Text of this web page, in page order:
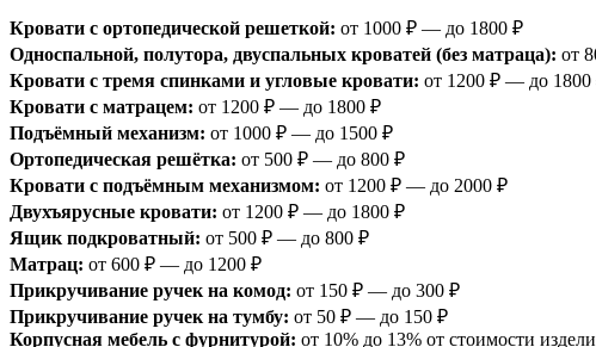
Кровати с ортопедической решеткой: от 1000 ₽ — до 1800 ₽
Односпальной, полутора, двуспальных кроватей (без матраца): от
Кровати с тремя спинками и угловые кровати: от 1200 ₽ — до 1800
Кровати с матрацем: от 1200 ₽ — до 1800 ₽
Подъёмный механизм: от 1000 ₽ — до 1500 ₽
Ортопедическая решётка: от 500 ₽ — до 800 ₽
Кровати с подъёмным механизмом: от 1200 ₽ — до 2000 ₽
Двухъярусные кровати: от 1200 ₽ — до 1800 ₽
Ящик подкроватный: от 500 ₽ — до 800 ₽
Матрац: от 600 ₽ — до 1200 ₽
Прикручивание ручек на комод: от 150 ₽ — до 300 ₽
Прикручивание ручек на тумбу: от 50 ₽ — до 150 ₽
Корпусная мебель с фурнитурой: от 10% до 13% от стоимости